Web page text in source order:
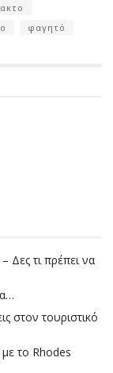
φαγητό
τι πρέπει να
στον τουριστικό
με το Rhodes